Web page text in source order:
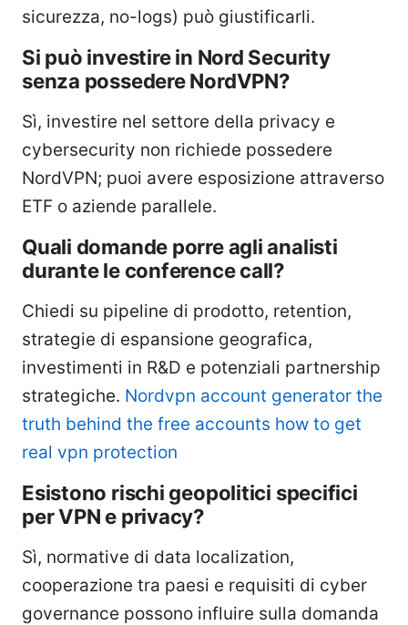
sicurezza, no-logs) può giustificarli.
Si può investire in Nord Security
senza possedere NordVPN?
Sì, investire nel settore della privacy e
cybersecurity non richiede possedere
NordVPN; puoi avere esposizione attraverso
ETF o aziende parallele.
Quali domande porre agli analisti
durante le conference call?
Chiedi su pipeline di prodotto, retention,
strategie di espansione geografica,
investimenti in R&D e potenziali partnership
strategiche. Nordvpn account generator the
truth behind the free accounts how to get
real vpn protection
Esistono rischi geopolitici specifici
per VPN e privacy?
Sì, normative di data localization,
cooperazione tra paesi e requisiti di cyber
governance possono influire sulla domanda